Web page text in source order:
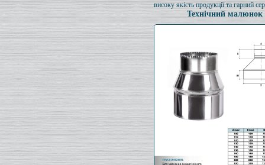
високу якість продукції та гарний
Технічний малюнок